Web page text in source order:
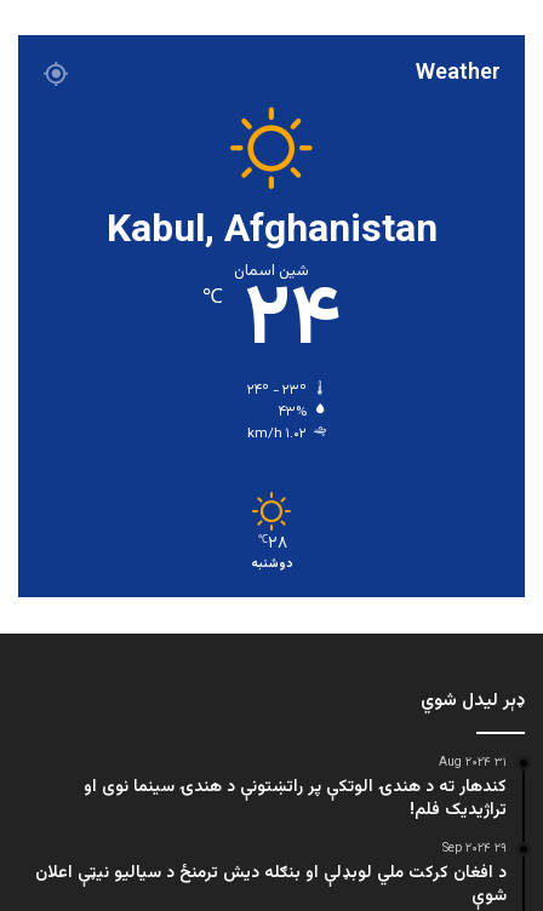
Weather
Kabul, Afghanistan
شین اسمان
۲۴ ℃
۴۳%
۱.۰۲ km/h
۲۸℃
دوشنبه
ډېر لیدل شوي
۳۱ Aug ۲۰۲۴
کندهار ته د هندۍ الوتکې پر راتښتونې د هندۍ سینما نوی او
تراژيديک فلم!
۲۹ Sep ۲۰۲۴
د افغان کرکت ملي لوبډلې او بنګله دیش ترمنځ د سیالیو نیټې اعلان
شوې